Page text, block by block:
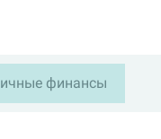
финансы